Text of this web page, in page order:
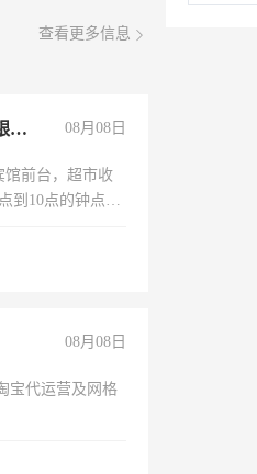
查看更多信息
宾馆前台，超市收银员，淘宝客服 08月08日
馆前台，超市收
到10点的钟点
08月08日
宝代运营及网格